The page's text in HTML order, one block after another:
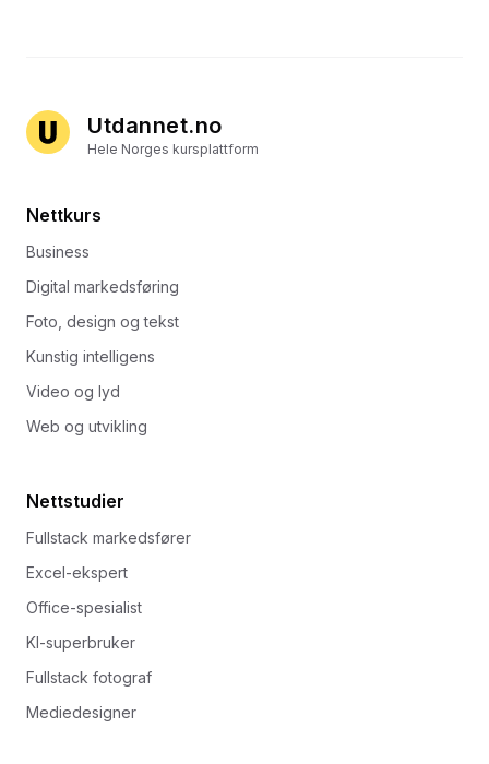
Utdannet.no
Hele Norges kursplattform
Nettkurs
Business
Digital markedsføring
Foto, design og tekst
Kunstig intelligens
Video og lyd
Web og utvikling
Nettstudier
Fullstack markedsfører
Excel-ekspert
Office-spesialist
KI-superbruker
Fullstack fotograf
Mediedesigner